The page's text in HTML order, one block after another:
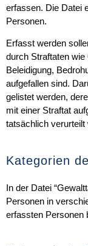
erfassen. Die Datei
Personen.
Erfasst werden
durch Straftaten
Beleidigung,
aufgefallen sind.
gelistet werden,
mit einer Straftat
tatsächlich verurteilt
Kategorien
In der Datei
Personen in
erfassten Personen